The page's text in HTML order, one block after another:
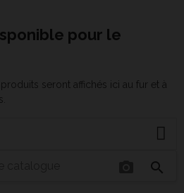
pour le
seront affichés ici au fur et à
search